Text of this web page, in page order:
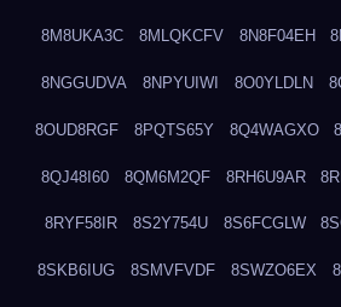
8M8UKA3C 8MLQKCFV 8N8F04EH
8NGGUDVA 8NPYUIWI 8O0YLDLN
8OUD8RGF 8PQTS65Y 8Q4WAGXO
8QJ48I60 8QM6M2QF 8RH6U9AR
8RYF58IR 8S2Y754U 8S6FCGLW
8SKB6IUG 8SMVFVDF 8SWZO6EX